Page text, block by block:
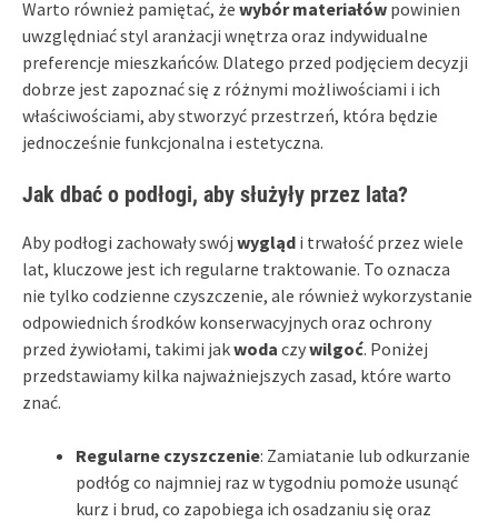
Warto również pamiętać, że wybór materiałów powinien
uwzględniać styl aranżacji wnętrza oraz indywidualne
preferencje mieszkańców. Dlatego przed podjęciem decyzji
dobrze jest zapoznać się z różnymi możliwościami i ich
właściwościami, aby stworzyć przestrzeń, która będzie
jednocześnie funkcjonalna i estetyczna.
Jak dbać o podłogi, aby służyły przez lata?
Aby podłogi zachowały swój wygląd i trwałość przez wiele
lat, kluczowe jest ich regularne traktowanie. To oznacza
nie tylko codzienne czyszczenie, ale również wykorzystanie
odpowiednich środków konserwacyjnych oraz ochrony
przed żywiołami, takimi jakwoda czywilgoć. Poniżej
przedstawiamy kilka najważniejszych zasad, które warto
znać.
Regularne czyszczenie: Zamiatanie lub odkurzanie
podłóg co najmniej raz w tygodniu pomoże usunąć
kurz i brud, co zapobiega ich osadzaniu się oraz